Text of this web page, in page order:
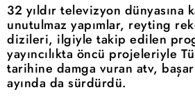
32 yıldır televizyon dünyasına
unutulmaz yapımlar, reyting
dizileri, ilgiyle takip edilen
yayıncılıkta öncü projeleriyle
tarihine damga vuran atv,
ayında da sürdürdü.